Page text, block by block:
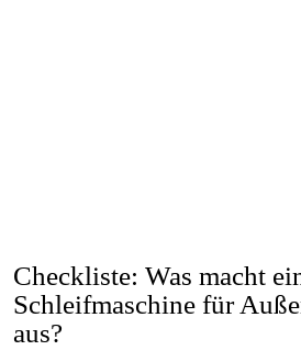
Checkliste: Was macht
Schleifmaschine für
aus?